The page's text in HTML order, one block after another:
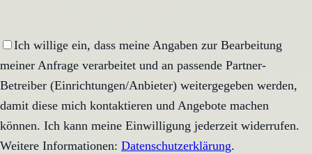
Ich willige ein, dass meine Angaben zur Bearbeitung
meiner Anfrage verarbeitet und an passende Partner-
Betreiber (Einrichtungen/Anbieter) weitergegeben werden,
damit diese mich kontaktieren und Angebote machen
können. Ich kann meine Einwilligung jederzeit widerrufen.
Weitere Informationen: Datenschutzerklärung.